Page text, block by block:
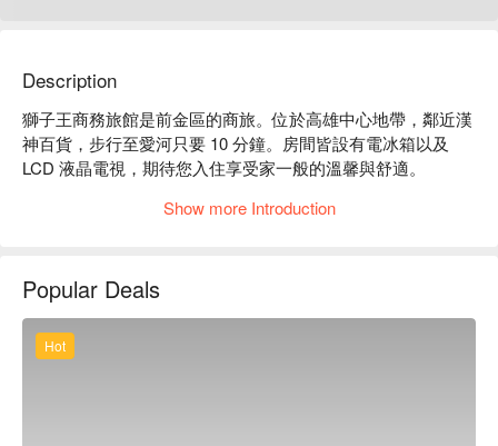
Description
獅子王商務旅館是前金區的商旅。位於高雄中心地帶，鄰近漢
神百貨，步行至愛河只要 10 分鐘。房間皆設有電冰箱以及
LCD 液晶電視，期待您入住享受家一般的溫馨與舒適。
獅子王商務旅館推薦：步行至輕軌光榮碼頭站僅需 7 分鐘，到
旅館休息方案立刻查看⬇︎
Show more Introduction
Popular Deals
Hot